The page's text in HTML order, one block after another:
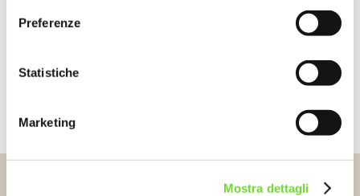
Preferenze
Statistiche
Marketing
Mostra dettagli
Disponibili anche: GIFT CARD
Perfette per appassionati di vino, regali di compleanno,